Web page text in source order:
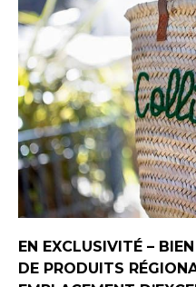
EN EXCLUSIVITÉ –
DE PRODUITS